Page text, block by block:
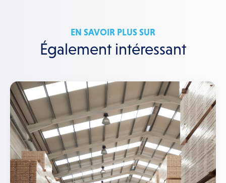
EN SAVOIR PLUS SUR
Également intéressant